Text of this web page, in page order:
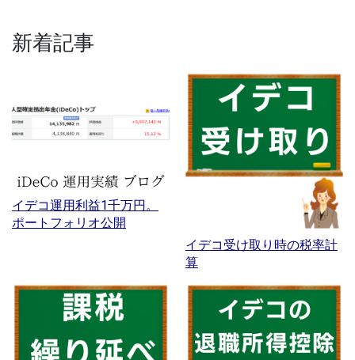
新着記事
イデコ運用利益1千万円。
ポートフォリオ公開
イデコ受け取り時の税率計
算